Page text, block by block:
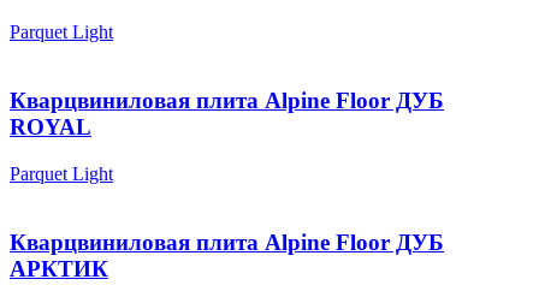
Parquet Light
Кварцвиниловая плита Alpine Floor ДУБ
ROYAL
Parquet Light
Кварцвиниловая плита Alpine Floor ДУБ
АРКТИК